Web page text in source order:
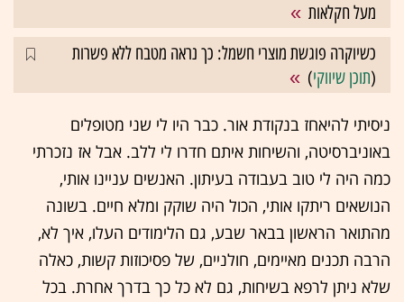
מעל חקלאות
כשיוקרה פוגשת מוצרי חשמל: כך נראה מטבח ללא פשרות
(תוכן שיווקי)
ניסיתי להיאחז בנקודת אור. כבר היו לי שני מטופלים
באוניברסיטה, והשיחות איתם חדרו לי ללב. אבל אז נזכרתי
כמה היה לי טוב בעבודה בעיתון. האנשים עניינו אותי,
הנושאים ריתקו אותי, הכול היה שוקק ומלא חיים. בשונה
מהתואר הראשון בבאר שבע, גם הלימודים העלו, איך לא,
הרבה תכנים מאיימים, חולניים, של פסיכוזות קשות, כאלה
שלא ניתן לרפא בשיחות, גם לא כל כך בדרך אחרת. בכל